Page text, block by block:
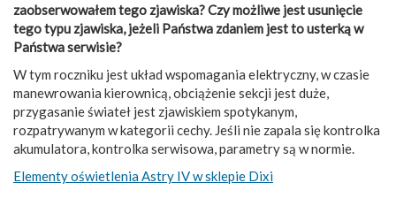
zaobserwowałem tego zjawiska? Czy możliwe jest usunięcie
tego typu zjawiska, jeżeli Państwa zdaniem jest to usterką w
Państwa serwisie?
W tym roczniku jest układ wspomagania elektryczny, w czasie
manewrowania kierownicą, obciążenie sekcji jest duże,
przygasanie świateł jest zjawiskiem spotykanym,
rozpatrywanym w kategorii cechy. Jeśli nie zapala się kontrolka
akumulatora, kontrolka serwisowa, parametry są w normie.
Elementy oświetlenia Astry IV w sklepie Dixi